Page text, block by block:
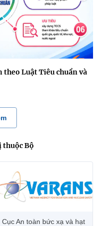
theo Luật Tiêu chuẩn và
thuộc Bộ
Cục An toàn bức xạ và hạt